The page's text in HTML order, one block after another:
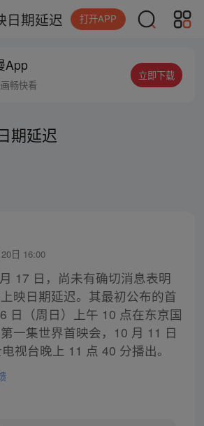
日期延迟 打开APP
App
畅快看
立即下载
期延迟
日 16:00
17 日，尚未有确切消息表明
映日期延迟。其最初公布的首
日（周日）上午 10 点在东京国
一集世界首映会，10 月 11 日
视台晚上 11 点 40 分播出。